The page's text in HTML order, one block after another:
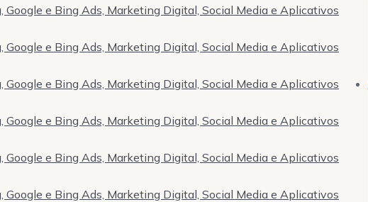
e Bing Ads, Marketing Digital, Social Media e Aplicativos
e Bing Ads, Marketing Digital, Social Media e Aplicativos
e Bing Ads, Marketing Digital, Social Media e Aplicativos
e Bing Ads, Marketing Digital, Social Media e Aplicativos
e Bing Ads, Marketing Digital, Social Media e Aplicativos
e Bing Ads, Marketing Digital, Social Media e Aplicativos